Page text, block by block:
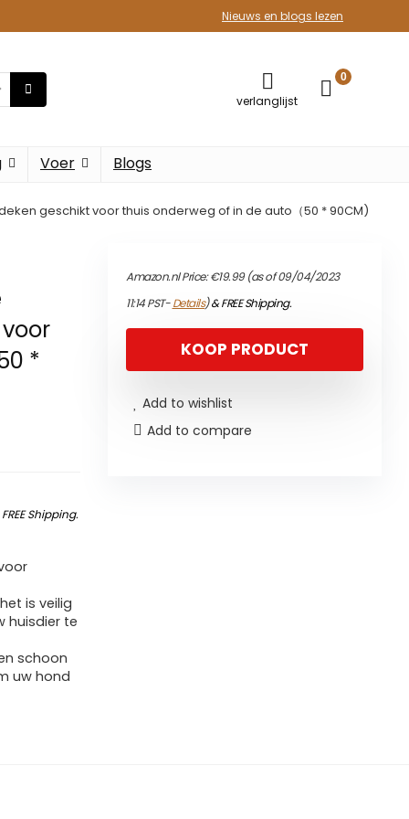
Nieuws en blogs lezen
verlanglijst
0
Voer Blogs
geschikt voor thuis onderweg of in de auto（50 * 90CM)
*
FREE Shipping.
is veilig
huisdier te
schoon
uw hond
Amazon.nl Price:€19.99(as of 09/04/2023
11:14 PST-Details)&FREE Shipping.
KOOP PRODUCT
Add to wishlist
Add to compare